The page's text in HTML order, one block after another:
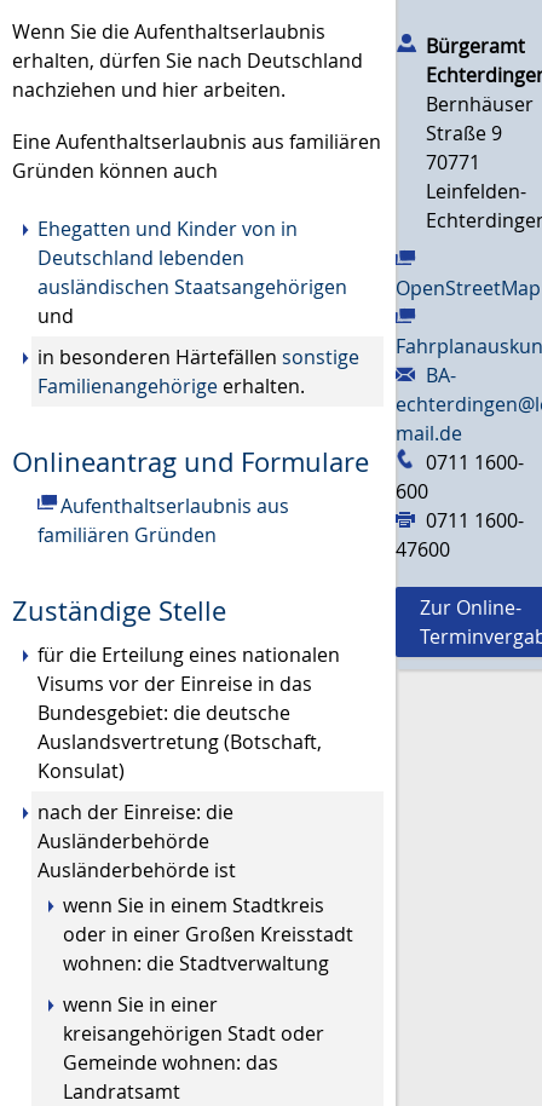
Wenn Sie die Aufenthaltserlaubnis
erhalten, dürfen Sie nach Deutschland
nachziehen und hier arbeiten.
Eine Aufenthaltserlaubnis aus familiären
Gründen können auch
Ehegatten und Kinder von in
Deutschland lebenden
ausländischen Staatsangehörigen
und
in besonderen Härtefällen sonstige
Familienangehörige erhalten.
Onlineantrag und Formulare
Aufenthaltserlaubnis aus
familiären Gründen
Zuständige Stelle
für die Erteilung eines nationalen
Visums vor der Einreise in das
Bundesgebiet: die deutsche
Auslandsvertretung (Botschaft,
Konsulat)
nach der Einreise: die
Ausländerbehörde
Ausländerbehörde ist
wenn Sie in einem Stadtkreis
oder in einer Großen Kreisstadt
wohnen: die Stadtverwaltung
wenn Sie in einer
kreisangehörigen Stadt oder
Gemeinde wohnen: das
Landratsamt
Bürgeramt
Bernhäuser
Straße 9
70771
Leinfelden-
OpenStreetMap
BA-
mail.de
0711 1600-
600
0711 1600-
47600
Zur Online-